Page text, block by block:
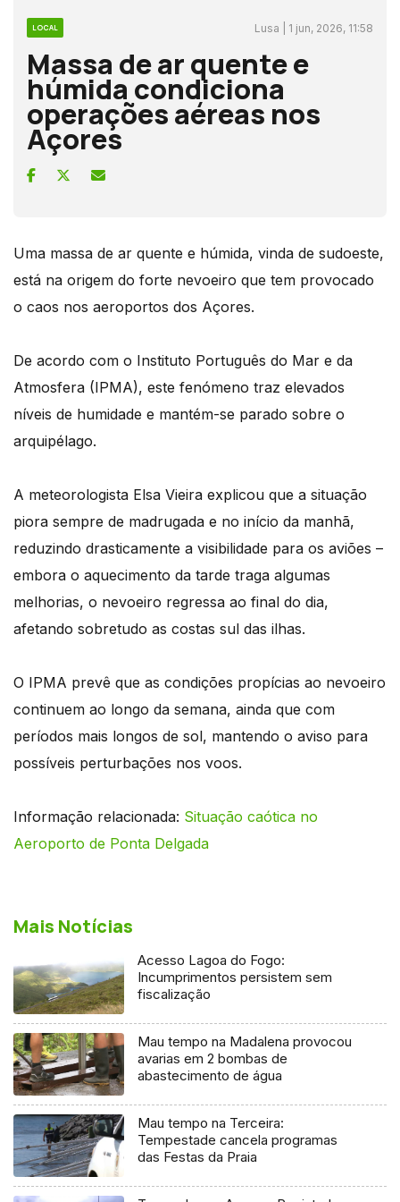
LOCAL Lusa | 1 jun, 2026, 11:58
Massa de ar quente e
húmida condiciona
operações aéreas nos
Açores
Uma massa de ar quente e húmida, vinda de sudoeste,
está na origem do forte nevoeiro que tem provocado
o caos nos aeroportos dos Açores.
De acordo com o Instituto Português do Mar e da
Atmosfera (IPMA), este fenómeno traz elevados
níveis de humidade e mantém-se parado sobre o
arquipélago.
A meteorologista Elsa Vieira explicou que a situação
piora sempre de madrugada e no início da manhã,
reduzindo drasticamente a visibilidade para os aviões –
embora o aquecimento da tarde traga algumas
melhorias, o nevoeiro regressa ao final do dia,
afetando sobretudo as costas sul das ilhas.
O IPMA prevê que as condições propícias ao nevoeiro
continuem ao longo da semana, ainda que com
períodos mais longos de sol, mantendo o aviso para
possíveis perturbações nos voos.
Informação relacionada: Situação caótica no
Aeroporto de Ponta Delgada
Mais Notícias
Acesso Lagoa do Fogo:
Incumprimentos persistem sem
fiscalização
Mau tempo na Madalena provocou
avarias em 2 bombas de
abastecimento de água
Mau tempo na Terceira:
Tempestade cancela programas
das Festas da Praia